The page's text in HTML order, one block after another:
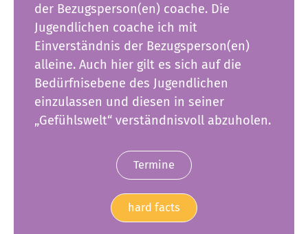
der Bezugsperson(en) coache. Die
Jugendlichen coache ich mit
Einverständnis der Bezugsperson(en)
alleine. Auch hier gilt es sich auf die
Bedürfnisebene des Jugendlichen
einzulassen und diesen in seiner
„Gefühlswelt“ verständnisvoll abzuholen.
Termine
hard facts